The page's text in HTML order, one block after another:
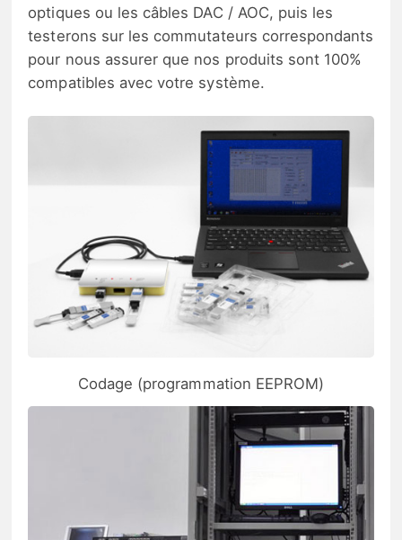
optiques ou les câbles DAC / AOC, puis les
testerons sur les commutateurs correspondants
pour nous assurer que nos produits sont 100%
compatibles avec votre système.
Codage (programmation EEPROM)